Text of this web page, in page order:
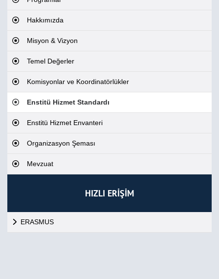
Hakkımızda
Misyon & Vizyon
Temel Değerler
Komisyonlar ve Koordinatörlükler
Enstitü Hizmet Standardı
Enstitü Hizmet Envanteri
Organizasyon Şeması
Mevzuat
HIZLI ERİŞİM
ERASMUS